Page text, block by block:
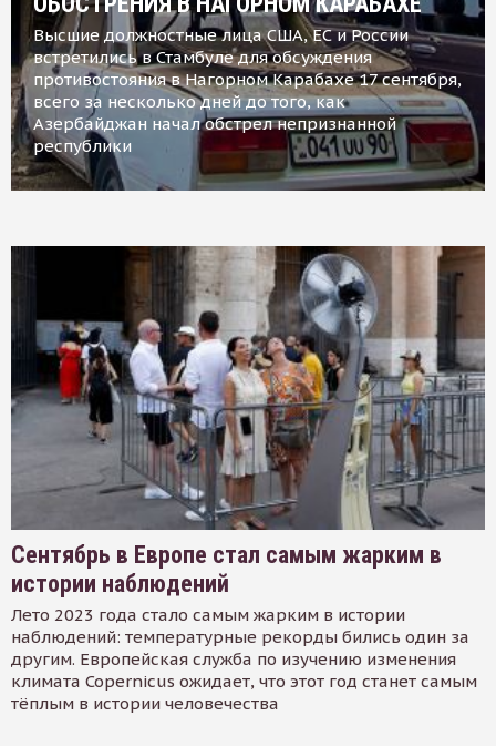
Высшие должностные лица США, ЕС и России
встретились в Стамбуле для обсуждения
противостояния в Нагорном Карабахе 17 сентября,
всего за несколько дней до того, как
Азербайджан начал обстрел непризнанной
республики
Сентябрь в Европе стал самым жарким в
истории наблюдений
Лето 2023 года стало самым жарким в истории
наблюдений: температурные рекорды бились один за
другим. Европейская служба по изучению изменения
климата Copernicus ожидает, что этот год станет самым
тёплым в истории человечества